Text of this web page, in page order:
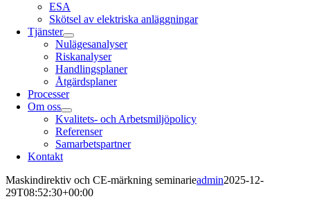
ESA
Skötsel av elektriska anläggningar
Tjänster
Nulägesanalyser
Riskanalyser
Handlingsplaner
Åtgärdsplaner
Processer
Om oss
Kvalitets- och Arbetsmiljöpolicy
Referenser
Samarbetspartner
Kontakt
Maskindirektiv och CE-märkning seminarieadmin2025-12-
29T08:52:30+00:00